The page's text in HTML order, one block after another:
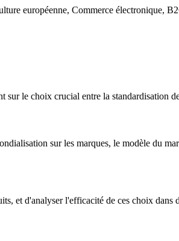
européenne, Commerce électronique,
le choix crucial entre la standardisation
sur les marques, le modèle du
et d'analyser l'efficacité de ces choix dans